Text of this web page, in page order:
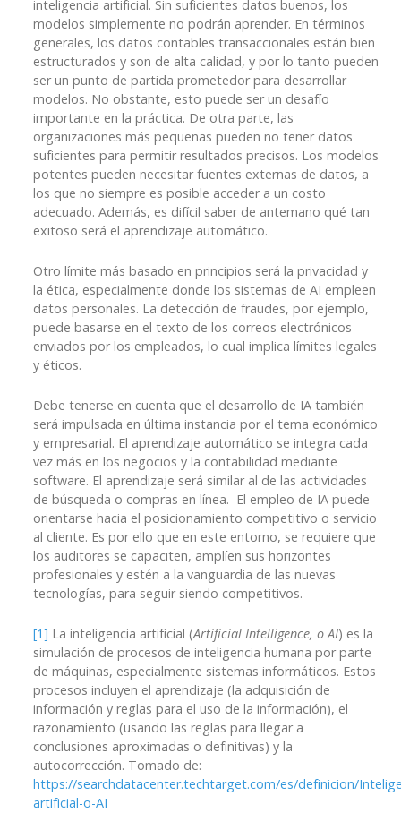
inteligencia artificial. Sin suficientes datos buenos, los
modelos simplemente no podrán aprender. En términos
generales, los datos contables transaccionales están bien
estructurados y son de alta calidad, y por lo tanto pueden
ser un punto de partida prometedor para desarrollar
modelos. No obstante, esto puede ser un desafío
importante en la práctica. De otra parte, las
organizaciones más pequeñas pueden no tener datos
suficientes para permitir resultados precisos. Los modelos
potentes pueden necesitar fuentes externas de datos, a
los que no siempre es posible acceder a un costo
adecuado. Además, es difícil saber de antemano qué tan
exitoso será el aprendizaje automático.
Otro límite más basado en principios será la privacidad y
la ética, especialmente donde los sistemas de AI empleen
datos personales. La detección de fraudes, por ejemplo,
puede basarse en el texto de los correos electrónicos
enviados por los empleados, lo cual implica límites legales
y éticos.
Debe tenerse en cuenta que el desarrollo de IA también
será impulsada en última instancia por el tema económico
y empresarial. El aprendizaje automático se integra cada
vez más en los negocios y la contabilidad mediante
software. El aprendizaje será similar al de las actividades
de búsqueda o compras en línea. El empleo de IA puede
orientarse hacia el posicionamiento competitivo o servicio
al cliente. Es por ello que en este entorno, se requiere que
los auditores se capaciten, amplíen sus horizontes
profesionales y estén a la vanguardia de las nuevas
tecnologías, para seguir siendo competitivos.
[1] La inteligencia artificial (Artificial Intelligence, o AI) es la
simulación de procesos de inteligencia humana por parte
de máquinas, especialmente sistemas informáticos. Estos
procesos incluyen el aprendizaje (la adquisición de
información y reglas para el uso de la información), el
razonamiento (usando las reglas para llegar a
conclusiones aproximadas o definitivas) y la
autocorrección. Tomado de:
https://searchdatacenter.techtarget.com/es/definicion/
artificial-o-AI